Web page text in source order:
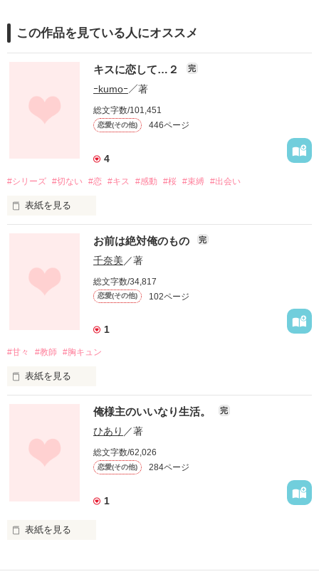
この作品を見ている人にオススメ
キスに恋して…２ 完
ｰkumoｰ／著
総文字数/101,451
恋愛(その他) 446ページ
4
#シリーズ #切ない #恋 #キス #感動 #桜 #束縛 #出会い
表紙を見る
人はなぜ恋をするの？
叶わない恋
『俺の色に染めてやる』
『やっと君に会えた…』
そう言うあなたに恋をした
甘くて胸キュン…恋に迷い翻弄される主人公の行く末は？
そのままでも楽しめるようにしていますが、１で触れていない
お前は絶対俺のもの 完
千奈美 ／著
総文字数/34,817
恋愛(その他) 102ページ
1
#甘々 #教師 #胸キュン
表紙を見る
＊＊＊＊＊＊＊＊＊＊＊＊＊＊
不良に絡まれていた私。
俺様主のいいなり生活。 完
ひあり ／著
総文字数/62,026
恋愛(その他) 284ページ
1
表紙を見る
      拾われっ子。